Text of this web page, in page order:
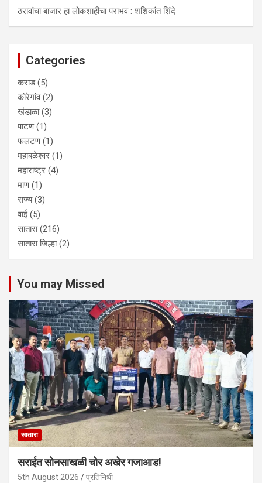
ठरावांचा बाजार हा लोकशाहीचा पराभव : शशिकांत शिंदे
Categories
कराड(5)
कोरेगांव(2)
खंडाळा(3)
पाटण(1)
फलटण(1)
महाबळेश्वर (1)
महाराष्ट्र (4)
माण(1)
राज्य(3)
वाई (5)
सातारा(216)
सातारा जिल्हा(2)
You may Missed
सातारा
सराईत सोनसाखळी चोर अखेर गजाआड!
5th August 2026 प्रतिनिधी